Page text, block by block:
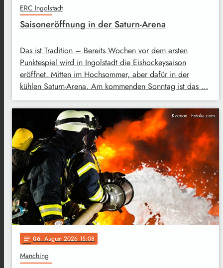
ERC Ingolstadt
Saisoneröffnung in der Saturn-Arena
Das ist Tradition – Bereits Wochen vor dem ersten
Punktespiel wird in Ingolstadt die Eishockeysaison
eröffnet. Mitten im Hochsommer, aber dafür in der
kühlen Saturn-Arena. Am kommenden Sonntag ist das …
Kzenon - Fotolia.com
notes 06. August 2026 15:08
Manching